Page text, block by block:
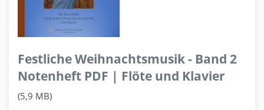
Festliche Weihnachtsmusik - Band 2
Notenheft PDF | Flöte und Klavier
(5,9 MB)